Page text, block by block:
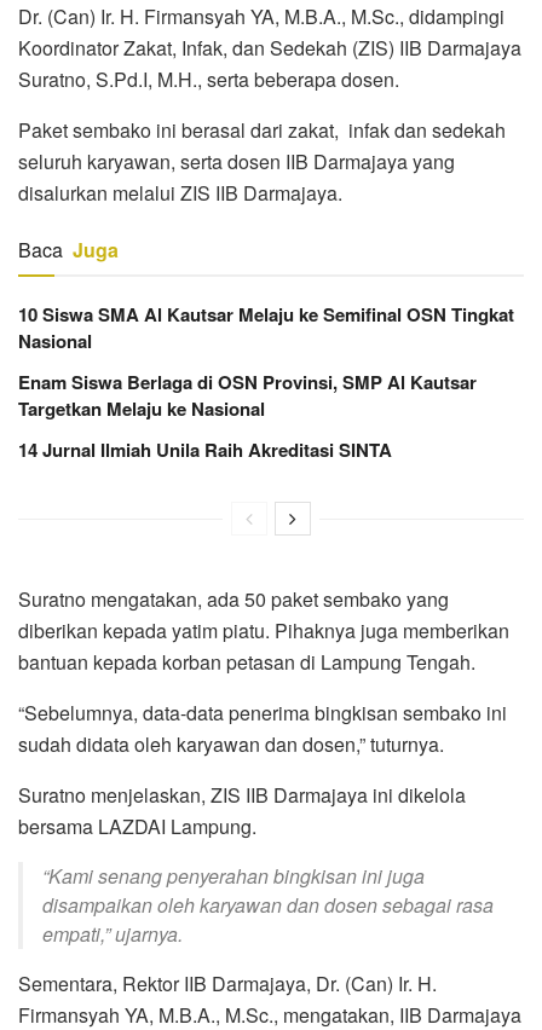
Dr. (Can) Ir. H. Firmansyah YA, M.B.A., M.Sc., didampingi
Koordinator Zakat, Infak, dan Sedekah (ZIS) IIB Darmajaya
Suratno, S.Pd.I, M.H., serta beberapa dosen.
Paket sembako ini berasal dari zakat, infak dan sedekah
seluruh karyawan, serta dosen IIB Darmajaya yang
disalurkan melalui ZIS IIB Darmajaya.
Baca Juga
10 Siswa SMA Al Kautsar Melaju ke Semifinal OSN Tingkat
Nasional
Enam Siswa Berlaga di OSN Provinsi, SMP Al Kautsar
Targetkan Melaju ke Nasional
14 Jurnal Ilmiah Unila Raih Akreditasi SINTA
Suratno mengatakan, ada 50 paket sembako yang
diberikan kepada yatim piatu. Pihaknya juga memberikan
bantuan kepada korban petasan di Lampung Tengah.
“Sebelumnya, data-data penerima bingkisan sembako ini
sudah didata oleh karyawan dan dosen,” tuturnya.
Suratno menjelaskan, ZIS IIB Darmajaya ini dikelola
bersama LAZDAI Lampung.
“Kami senang penyerahan bingkisan ini juga
disampaikan oleh karyawan dan dosen sebagai rasa
empati,” ujarnya.
Sementara, Rektor IIB Darmajaya, Dr. (Can) Ir. H.
Firmansyah YA, M.B.A., M.Sc., mengatakan, IIB Darmajaya